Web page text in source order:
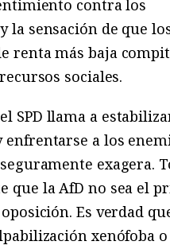
contra los
la sensación de que
renta más baja
sociales.
SPD llama a
enfrentarse a los
exagera.
que la AfD no sea el
Es verdad
xenófoba